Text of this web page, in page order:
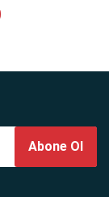
kalmaz,
kolye gibi
Abone Ol